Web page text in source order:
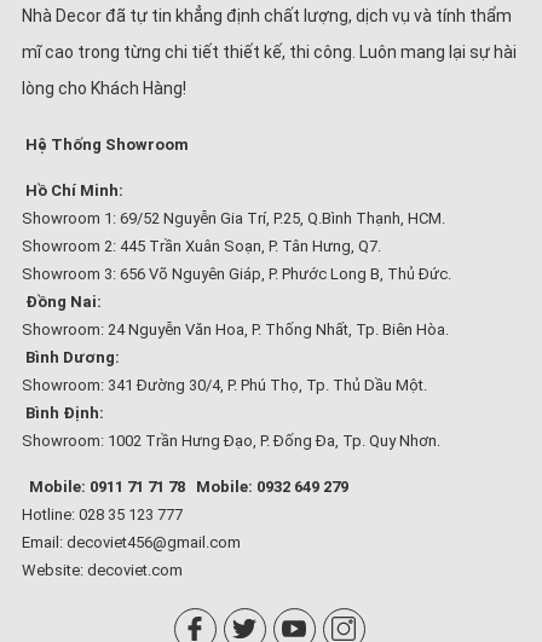
Nhà Decor đã tự tin khẳng định chất lượng, dịch vụ và tính thẩm
mĩ cao trong từng chi tiết thiết kế, thi công. Luôn mang lại sự hài
lòng cho Khách Hàng!
Hệ Thống Showroom
Hồ Chí Minh:
Showroom 1: 69/52 Nguyễn Gia Trí, P.25, Q.Bình Thạnh, HCM.
Showroom 2: 445 Trần Xuân Soạn, P. Tân Hưng, Q7.
Showroom 3: 656 Võ Nguyên Giáp, P. Phước Long B, Thủ Đức.
Đồng Nai:
Showroom: 24 Nguyễn Văn Hoa, P. Thống Nhất, Tp. Biên Hòa.
Bình Dương:
Showroom: 341 Đường 30/4, P. Phú Thọ, Tp. Thủ Dầu Một.
Bình Định:
Showroom: 1002 Trần Hưng Đạo, P. Đống Đa, Tp. Quy Nhơn.
Mobile: 0911 71 71 78
Mobile: 0932 649 279
Hotline: 028 35 123 777
Email: decoviet456@gmail.com
Website: decoviet.com